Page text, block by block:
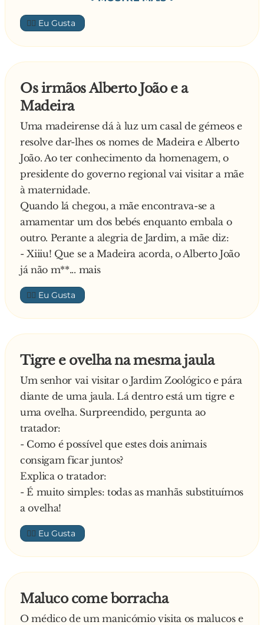
lembrou-se que o padre da paróquia também
tinha um papagaio e, assim, resolveu ir falar
com ele para encontrarem uma solução segura.
O padre, então, propôs:
uns tempos, mas depois terás de pensar melhor
no assunto.
O homem concordou, agradeceu muito e as
aves foram trocadas.
Dois dias mais tarde, três elementos da polícia
entraram no bar e, um deles dirigiu-se
imediatamente ao papagaio, provocando-o:
- Então, morte a Fidel?!
Responde o papagaio:
- Deus te ouça, meu filho, Deus te ouça!
—
👍🏼
Os irmãos Alberto João e a
Madeira
Uma madeirense dá à luz um casal de gémeos e
resolve dar-lhes os nomes de Madeira e Alberto
João. Ao ter conhecimento da homenagem, o
presidente do governo regional vai visitar a mãe
à maternidade.
Quando lá chegou, a mãe encontrava-se a
amamentar um dos bebés enquanto embala o
outro. Perante a alegria de Jardim, a mãe diz:
- Xiiiu! Que se a Madeira acorda, o Alberto João
já não m**... mais
👍🏼
Tigre e ovelha na mesma jaula
Um senhor vai visitar o Jardim Zoológico e pára
diante de uma jaula. Lá dentro está um tigre e
uma ovelha. Surpreendido, pergunta ao
tratador:
- Como é possível que estes dois animais
consigam ficar juntos?
Explica o tratador:
- É muito simples: todas as manhãs substituímos
a ovelha!
👍🏼
Maluco come borracha
O médico de um manicómio visita os malucos e